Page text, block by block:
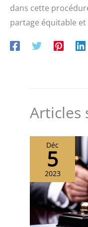
dans cette
partage équitable
Articles
Déc
5
2023